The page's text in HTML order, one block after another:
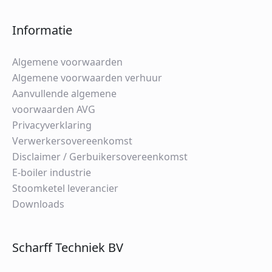
Informatie
Algemene voorwaarden
Algemene voorwaarden verhuur
Aanvullende algemene
voorwaarden AVG
Privacyverklaring
Verwerkersovereenkomst
Disclaimer / Gerbuikersovereenkomst
E-boiler industrie
Stoomketel leverancier
Downloads
Scharff Techniek BV